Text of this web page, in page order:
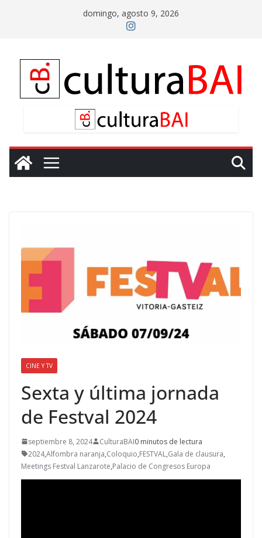
domingo, agosto 9, 2026
CINE Y TV
Sexta y última jornada
de Festval 2024
septiembre 8, 2024 CulturaBAI0 minutos de lectura
2024,Alfombra naranja,Coloquio,FESTVAL,Gala de clausura,
Meetings Festval Lanzarote,Palacio de Congresos Europa